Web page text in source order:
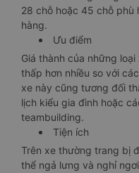
28 chỗ hoặc 45 chỗ phù
hàng.
Ưu điểm
Giá thành của những
thấp hơn nhiều so với
xe này cũng tương đối
lịch kiểu gia đình hoặc
teambuilding.
Tiện ích
Trên xe thường trang bị
thể ngả lưng và nghỉ